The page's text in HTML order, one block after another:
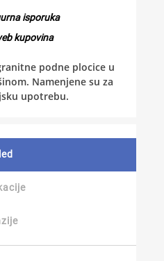
isporuka
kupovina
podne plocice u
Namenjene su za
upotrebu.